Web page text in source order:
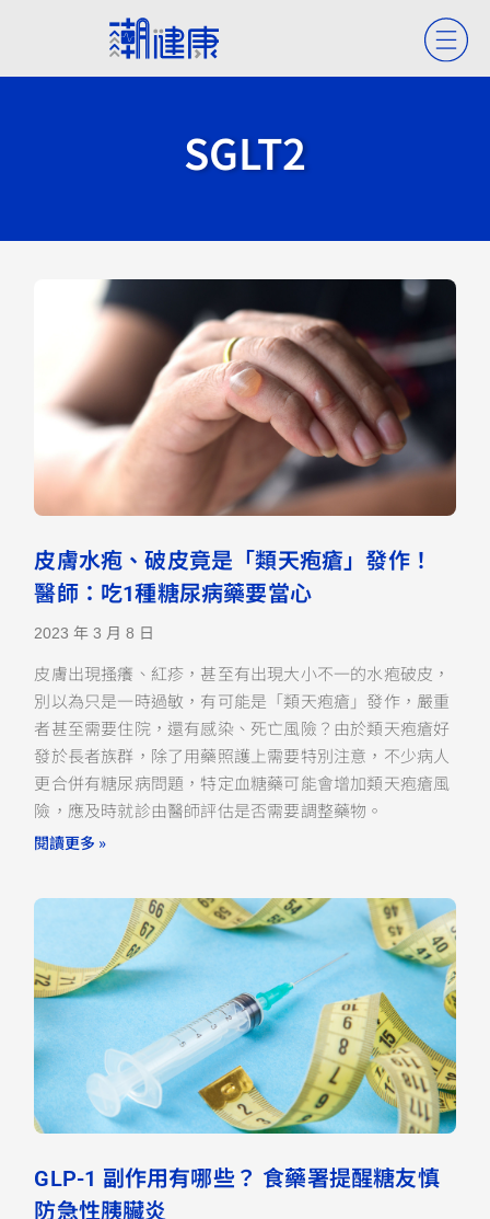
SGLT2
皮膚水疱、破皮竟是「類天疱瘡」發作！
醫師：吃1種糖尿病藥要當心
2023 年 3 月 8 日
皮膚出現搔癢、紅疹，甚至有出現大小不一的水疱破皮，
別以為只是一時過敏，有可能是「類天疱瘡」發作，嚴重
者甚至需要住院，還有感染、死亡風險？由於類天疱瘡好
發於長者族群，除了用藥照護上需要特別注意，不少病人
更合併有糖尿病問題，特定血糖藥可能會增加類天疱瘡風
險，應及時就診由醫師評估是否需要調整藥物。
閱讀更多 »
GLP-1 副作用有哪些？ 食藥署提醒糖友慎
防急性胰臟炎